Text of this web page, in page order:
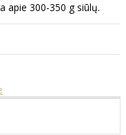
apie 300-350 g siūlų.